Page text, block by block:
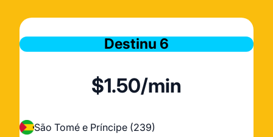
Destinu 6
$1.50/min
São Tomé e Príncipe (239)